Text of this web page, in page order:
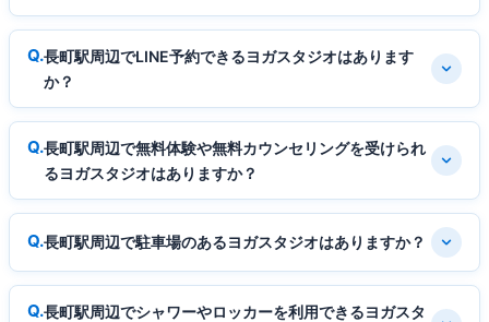
長町駅周辺でLINE予約できるヨガスタジオはあります
か？
長町駅周辺で無料体験や無料カウンセリングを受けられ
るヨガスタジオはありますか？
長町駅周辺で駐車場のあるヨガスタジオはありますか？
長町駅周辺でシャワーやロッカーを利用できるヨガスタ